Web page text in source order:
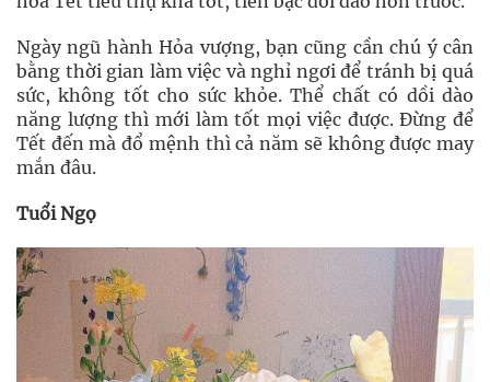
Ngày ngũ hành Hỏa vượng, bạn cũng cần chú ý cân
bằng thời gian làm việc và nghỉ ngơi để tránh bị quá
sức, không tốt cho sức khỏe. Thể chất có dồi dào
năng lượng thì mới làm tốt mọi việc được. Đừng để
Tết đến mà đổ mệnh thì cả năm sẽ không được may
mắn đâu.
Tuổi Ngọ